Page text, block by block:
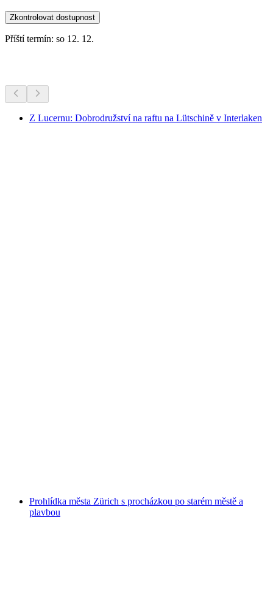
Zkontrolovat dostupnost
Příští termín: so 12. 12.
Z Lucernu: Dobrodružství na raftu na Lütschině v Interlaken
Prohlídka města Zürich s procházkou po starém městě a
plavbou